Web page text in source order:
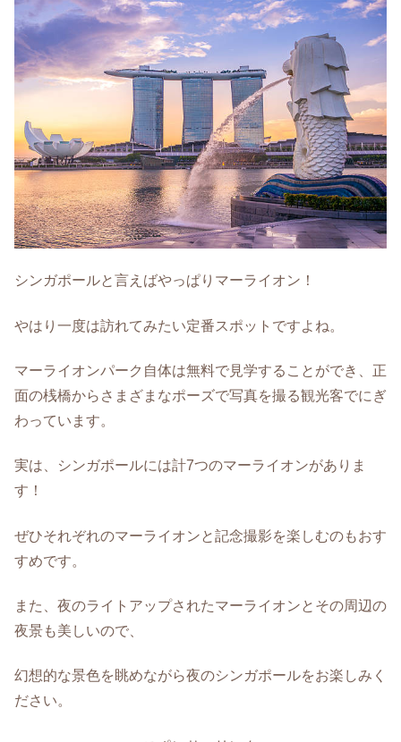
シンガポールと言えばやっぱりマーライオン！
やはり一度は訪れてみたい定番スポットですよね。
マーライオンパーク自体は無料で見学することができ、正
面の桟橋からさまざまなポーズで写真を撮る観光客でにぎ
わっています。
実は、シンガポールには計7つのマーライオンがありま
す！
ぜひそれぞれのマーライオンと記念撮影を楽しむのもおす
すめです。
また、夜のライトアップされたマーライオンとその周辺の
夜景も美しいので、
幻想的な景色を眺めながら夜のシンガポールをお楽しみく
ださい。